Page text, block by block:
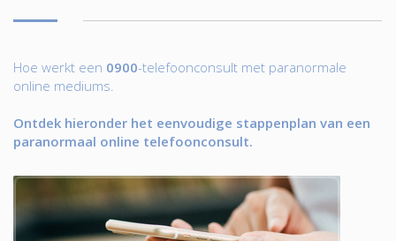
Hoe werkt een 0900-telefoonconsult met paranormale
online mediums.
Ontdek hieronder het eenvoudige stappenplan van een
paranormaal online telefoonconsult.